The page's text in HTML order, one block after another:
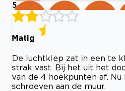
5
Matig
De luchtklep zat in een te
strak vast. Bij het uit het
van de 4 hoekpunten af.
schroeven aan de muur.